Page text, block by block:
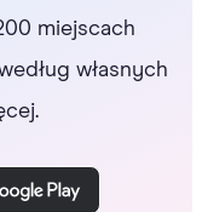
miejscach
własnych